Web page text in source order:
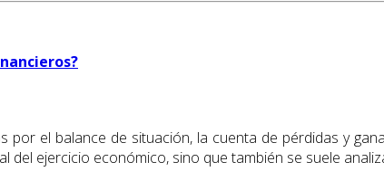
por el balance de situación, la cuenta de pérdidas y
del ejercicio económico, sino que también se suele